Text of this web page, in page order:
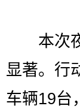
本次夜
显著。行
车辆19台